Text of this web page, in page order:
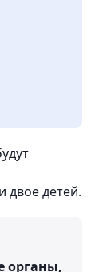
двое детей.
органы,